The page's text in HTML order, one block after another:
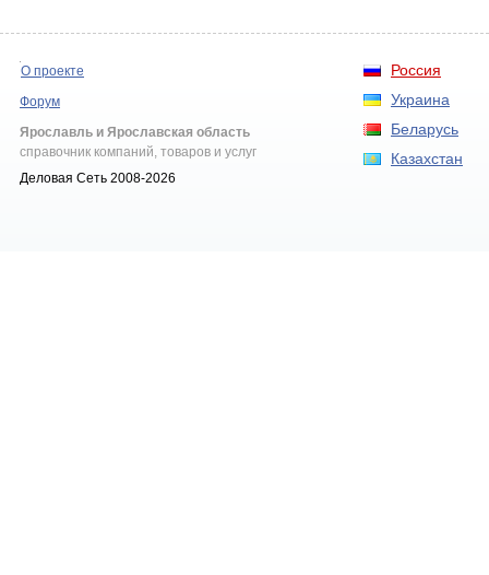
Россия
Украина
Беларусь
Казахстан
О проекте
Форум
Ярославль и Ярославская область
справочник компаний, товаров и услуг
Деловая Сеть 2008-2026